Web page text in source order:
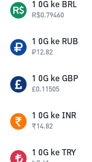
1 0G ke BRL
R$0.79460
1 0G ke RUB
₽12.82
1 0G ke GBP
£0.11505
1 0G ke INR
₹14.82
1 0G ke TRY